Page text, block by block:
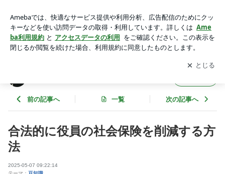
社・法人設立専門行政書士
アプリをダウンロードして ブログの更新通知
を受け取りまし
ょう。
開く
前の記事へ 一覧 次の記事へ
合法的に役員の社会保険を削減する方
法
2025-05-07 09:22:14